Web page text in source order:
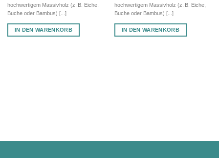
hochwertigem Massivholz (z. B. Eiche,
Buche oder Bambus) [...]
IN DEN WARENKORB
hochwertigem Massivholz (z. B. Eiche,
Buche oder Bambus) [...]
IN DEN WARENKORB